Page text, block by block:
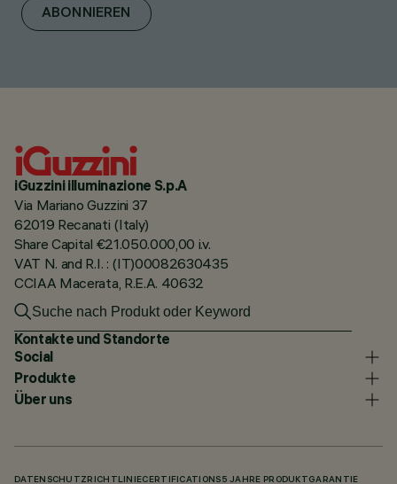
ABONNIEREN
iGuzzini illuminazione S.p.A
Via Mariano Guzzini 37
62019 Recanati (Italy)
Share Capital €21.050.000,00 i.v.
VAT N. and R.I. : (IT)00082630435
CCIAA Macerata, R.E.A. 40632
Kontakte und Standorte
Social
Produkte
Über uns
DATENSCHUTZRICHTLINIECERTIFICATIONS 5 JAHRE PRODUKTGARANTIE